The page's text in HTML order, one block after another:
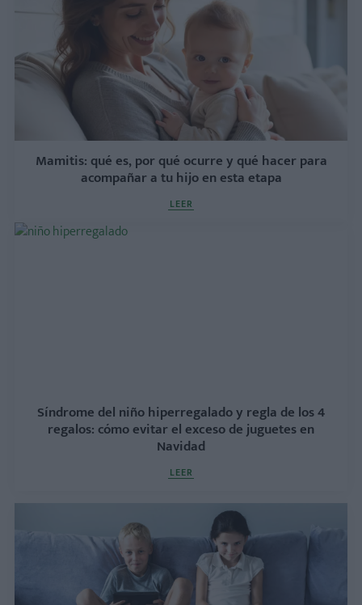
Mamitis: qué es, por qué ocurre y qué hacer para
acompañar a tu hijo en esta etapa
LEER
Síndrome del niño hiperregalado y regla de los 4
regalos: cómo evitar el exceso de juguetes en
Navidad
LEER